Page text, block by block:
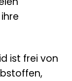
ist frei von